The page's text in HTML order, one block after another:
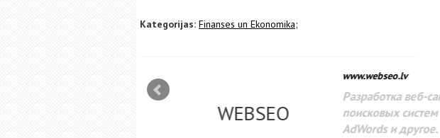
Kategorijas: Finanses un Ekonomika;
WEBSEO
www.webseo.lv
Разработка веб-
поисковых систем
AdWords и другое.